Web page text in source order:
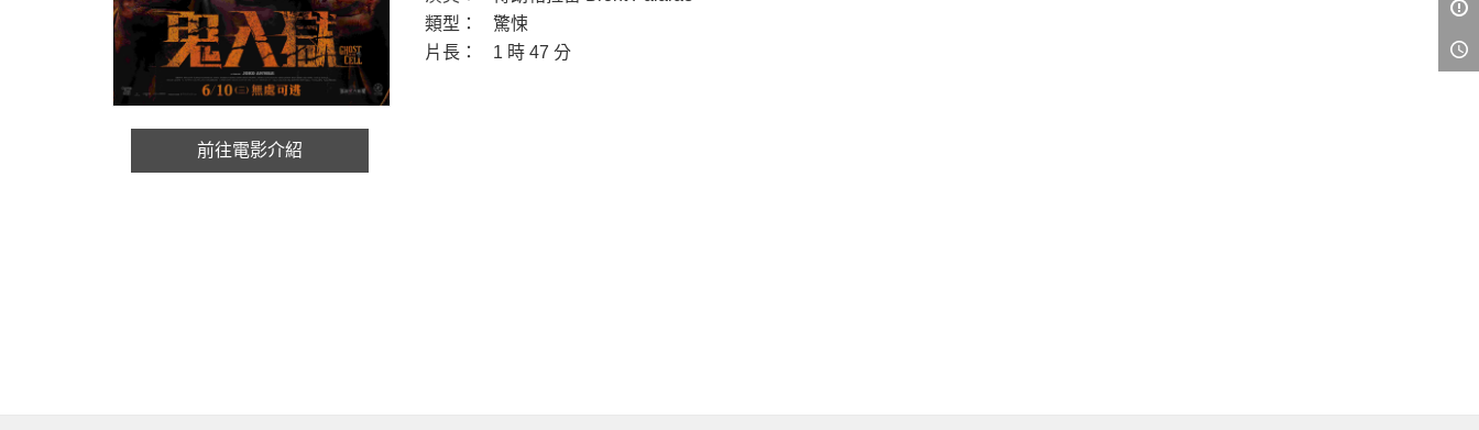
前往電影介紹
類型：
驚悚
片長：
1 時 47 分